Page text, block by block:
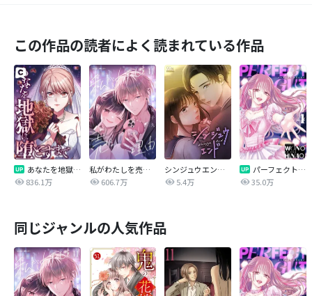
この作品の読者によく読まれている作品
あなたを地獄に堕とすまで
836.1万
私がわたしを売る理由
606.7万
シンジュウエンド【タテヨミ】
5.4万
パーフェクトグリッター
35.0万
同じジャンルの人気作品